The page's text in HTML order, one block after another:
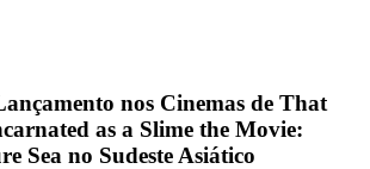
nos Cinemas de That
as a Slime the Movie:
Sea no Sudeste Asiático